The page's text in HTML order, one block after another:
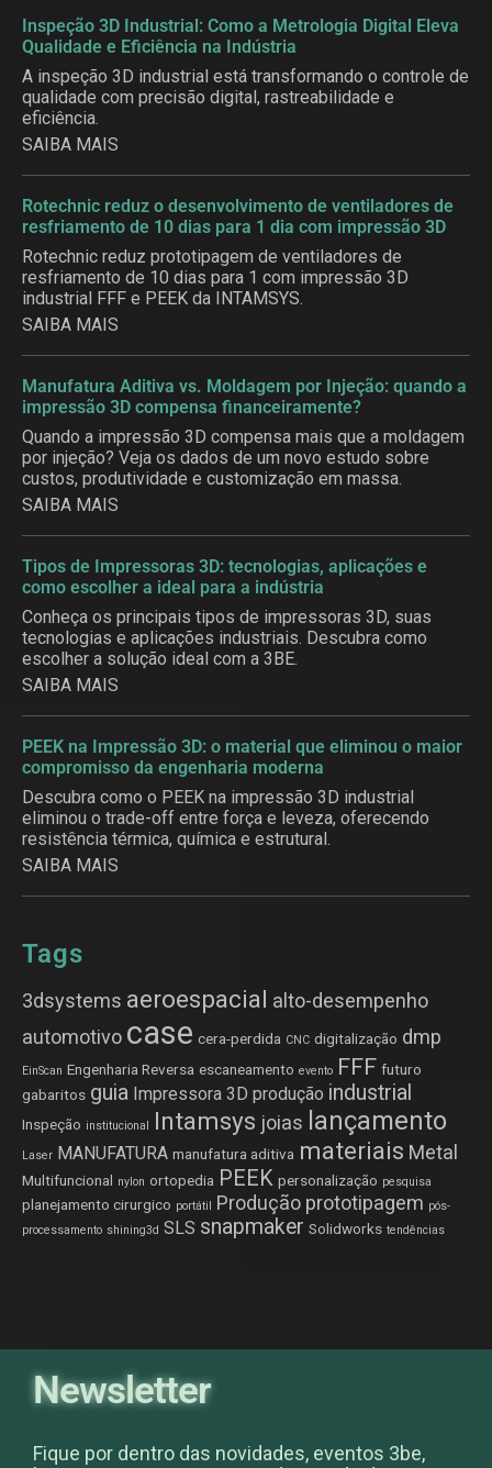
Inspeção 3D Industrial: Como a Metrologia Digital Eleva
Qualidade e Eficiência na Indústria
A inspeção 3D industrial está transformando o controle de
qualidade com precisão digital, rastreabilidade e
eficiência.
SAIBA MAIS
Rotechnic reduz o desenvolvimento de ventiladores de
resfriamento de 10 dias para 1 dia com impressão 3D
Rotechnic reduz prototipagem de ventiladores de
resfriamento de 10 dias para 1 com impressão 3D
industrial FFF e PEEK da INTAMSYS.
SAIBA MAIS
Manufatura Aditiva vs. Moldagem por Injeção: quando a
impressão 3D compensa financeiramente?
Quando a impressão 3D compensa mais que a moldagem
por injeção? Veja os dados de um novo estudo sobre
custos, produtividade e customização em massa.
SAIBA MAIS
Tipos de Impressoras 3D: tecnologias, aplicações e
como escolher a ideal para a indústria
Conheça os principais tipos de impressoras 3D, suas
tecnologias e aplicações industriais. Descubra como
escolher a solução ideal com a 3BE.
SAIBA MAIS
PEEK na Impressão 3D: o material que eliminou o maior
compromisso da engenharia moderna
Descubra como o PEEK na impressão 3D industrial
eliminou o trade-off entre força e leveza, oferecendo
resistência térmica, química e estrutural.
SAIBA MAIS
Tags
3dsystems aeroespacial alto-desempenho
automotivo case cera-perdida CNC digitalização dmp
EinScan Engenharia Reversa escaneamento evento FFF futuro
gabaritos guia Impressora 3D produção industrial
Inspeção institucional Intamsys joias lançamento
Laser MANUFATURA manufatura aditiva materiais Metal
Multifuncional nylon ortopedia PEEK personalização pesquisa
planejamento cirurgico portátil Produção prototipagem pós-
processamento shining3d SLS snapmaker Solidworks tendências
Newsletter
Fique por dentro das novidades, eventos 3be,